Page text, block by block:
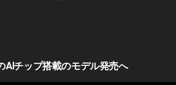
チップ搭載のモデル発売へ